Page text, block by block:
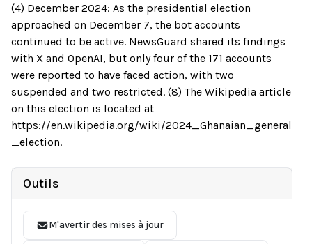
(4) December 2024: As the presidential election
approached on December 7, the bot accounts
continued to be active. NewsGuard shared its findings
with X and OpenAI, but only four of the 171 accounts
were reported to have faced action, with two
suspended and two restricted. (8) The Wikipedia article
on this election is located at
https://en.wikipedia.org/wiki/2024_Ghanaian_general
_election.
Outils
M'avertir des mises à jour